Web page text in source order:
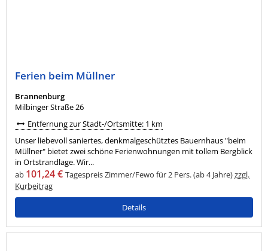
Ferien beim Müllner
Brannenburg
Milbinger Straße 26
Entfernung zur Stadt-/Ortsmitte: 1 km
Unser liebevoll saniertes, denkmalgeschütztes Bauernhaus "beim
Müllner" bietet zwei schöne Ferienwohnungen mit tollem Bergblick
in Ortstrandlage. Wir...
ab 101,24 € Tagespreis Zimmer/Fewo für 2 Pers. (ab 4 Jahre)zzgl.
Kurbeitrag
Details